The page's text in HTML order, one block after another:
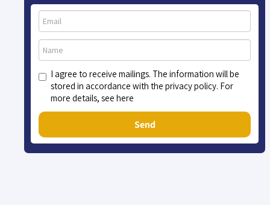
I agree to receive mailings. The information will be
stored in accordance with the privacy policy. For
more details, see here
Send